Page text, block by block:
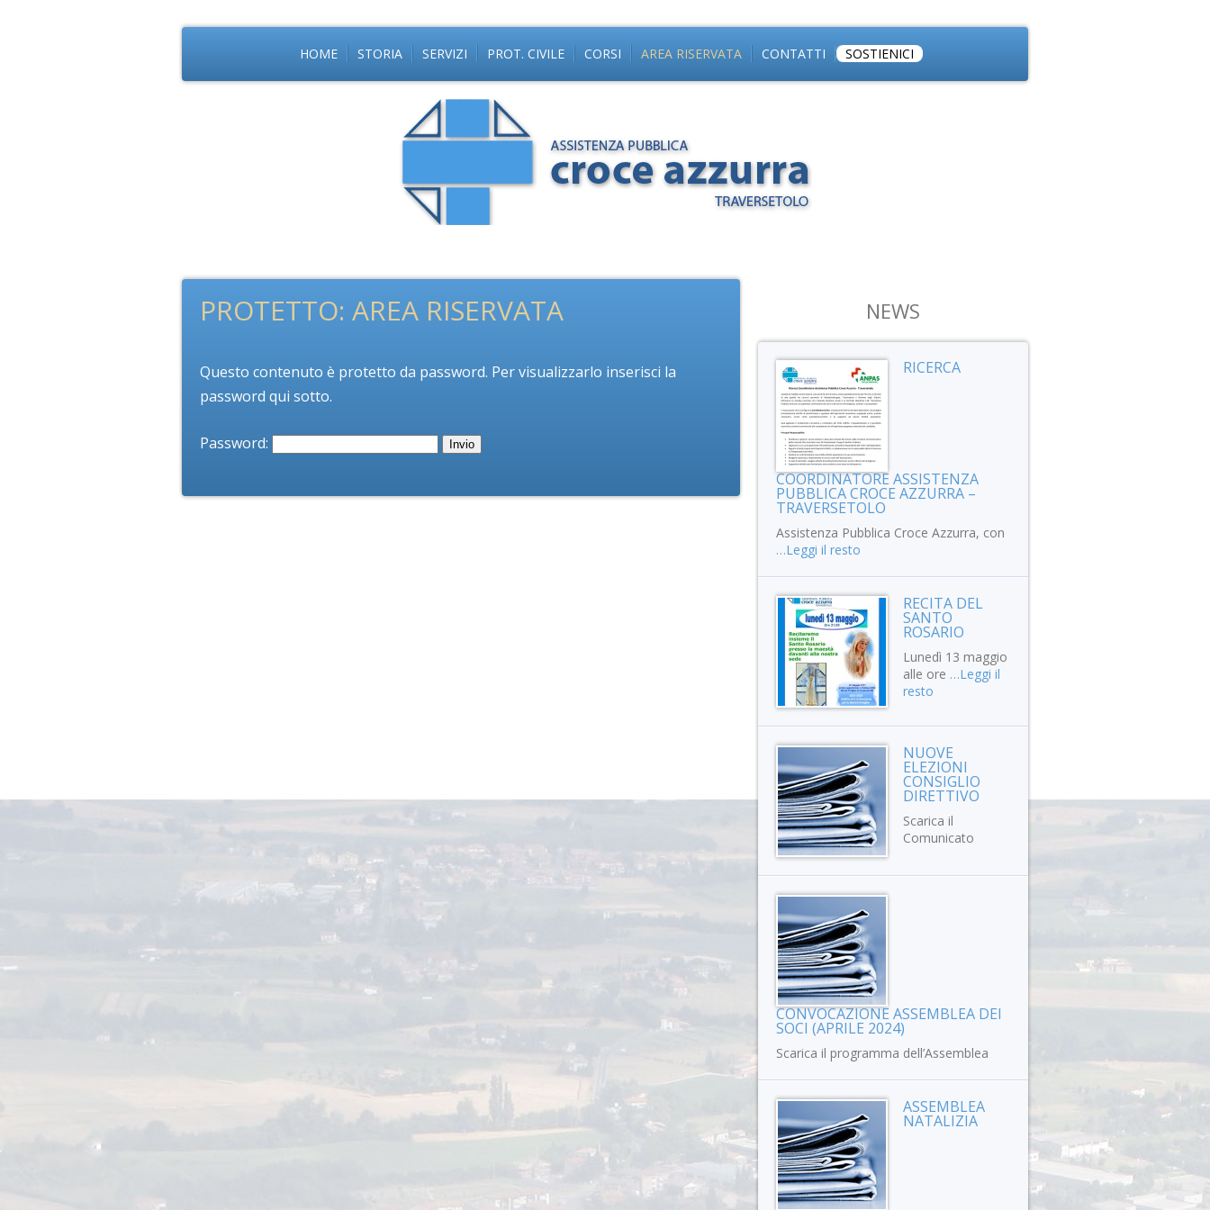
HOME STORIA SERVIZI PROT. CIVILE CORSI AREA RISERVATA CONTATTI SOSTIENICI
PROTETTO: AREA RISERVATA
Questo contenuto è protetto da password. Per visualizzarlo inserisci la
password qui sotto.
Password:
NEWS
RICERCA
COORDINATORE ASSISTENZA
PUBBLICA CROCE AZZURRA –
TRAVERSETOLO
Assistenza Pubblica Croce Azzurra, con
…Leggi il resto
RECITA DEL
SANTO
ROSARIO
Lunedì 13 maggio
alle ore …Leggi il
resto
NUOVE
ELEZIONI
CONSIGLIO
DIRETTIVO
Scarica il
Comunicato
CONVOCAZIONE ASSEMBLEA DEI
SOCI (APRILE 2024)
Scarica il programma dell’Assemblea
ASSEMBLEA
NATALIZIA